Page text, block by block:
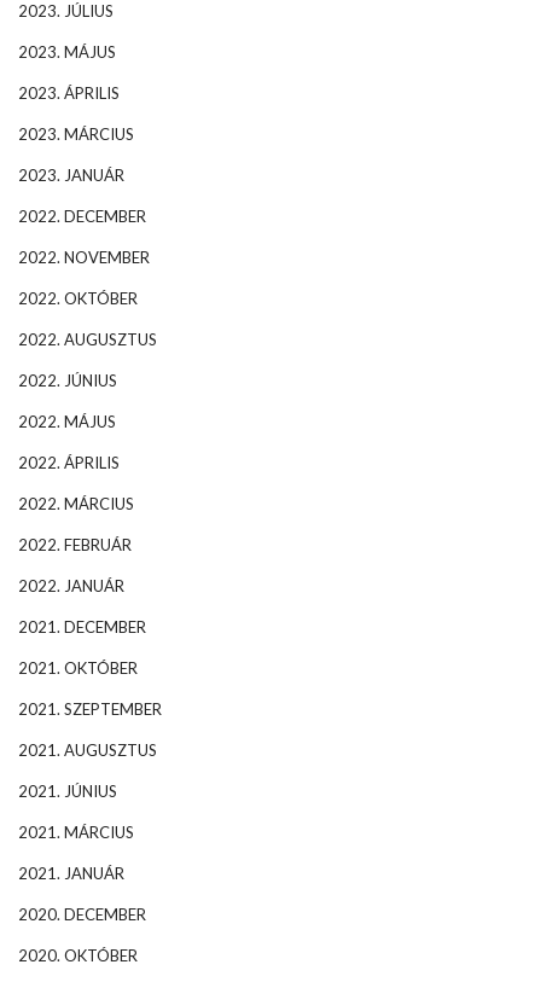
2023. JÚLIUS
2023. MÁJUS
2023. ÁPRILIS
2023. MÁRCIUS
2023. JANUÁR
2022. DECEMBER
2022. NOVEMBER
2022. OKTÓBER
2022. AUGUSZTUS
2022. JÚNIUS
2022. MÁJUS
2022. ÁPRILIS
2022. MÁRCIUS
2022. FEBRUÁR
2022. JANUÁR
2021. DECEMBER
2021. OKTÓBER
2021. SZEPTEMBER
2021. AUGUSZTUS
2021. JÚNIUS
2021. MÁRCIUS
2021. JANUÁR
2020. DECEMBER
2020. OKTÓBER